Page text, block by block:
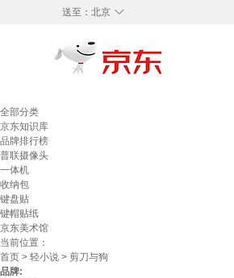
◇
送至： 北京
全部分类
京东知识库
品牌排行榜
普联摄像头
一体机
收纳包
键盘贴
键帽贴纸
京东美术馆
当前位置：
首页 > 轻小说 > 剪刀与狗
品牌: